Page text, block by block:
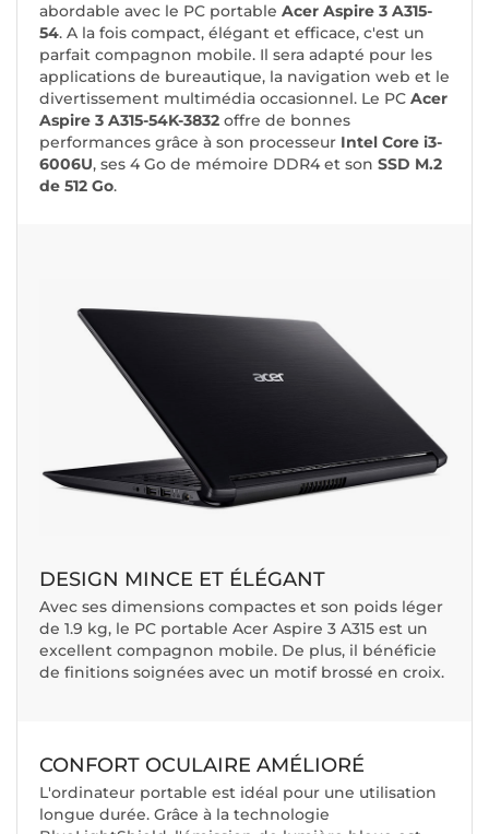
abordable avec le PC portable Acer Aspire 3 A315-
54. A la fois compact, élégant et efficace, c'est un
parfait compagnon mobile. Il sera adapté pour les
applications de bureautique, la navigation web et le
divertissement multimédia occasionnel. Le PC Acer
Aspire 3 A315-54K-3832 offre de bonnes
performances grâce à son processeur Intel Core i3-
6006U, ses 4 Go de mémoire DDR4 et son SSD M.2
de 512 Go.
DESIGN MINCE ET ÉLÉGANT
Avec ses dimensions compactes et son poids léger
de 1.9 kg, le PC portable Acer Aspire 3 A315 est un
excellent compagnon mobile. De plus, il bénéficie
de finitions soignées avec un motif brossé en croix.
CONFORT OCULAIRE AMÉLIORÉ
L'ordinateur portable est idéal pour une utilisation
longue durée. Grâce à la technologie